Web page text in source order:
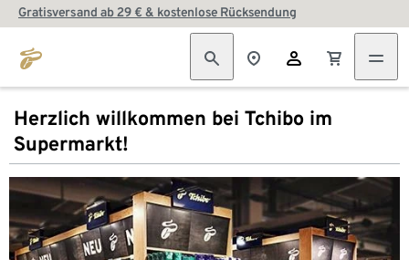
Gratisversand ab 29 € & kostenlose Rücksendung
Herzlich willkommen bei Tchibo im
Supermarkt!